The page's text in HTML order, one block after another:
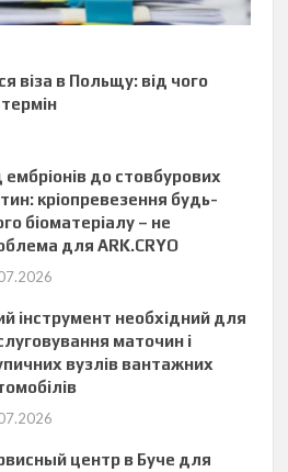
віза в Польщу: від чого
ембріонів до стовбурових
кріопревезення будь-
біоматеріалу – не
для ARK.CRYO
інструмент необхідний для
маточин і
вузлів вантажних
центр в Буче для